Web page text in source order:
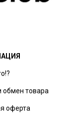
обмен товара
оферта